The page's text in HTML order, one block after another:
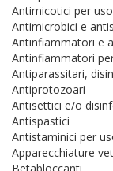
Antimicotici per
Antimicrobici e
Antinfiammatori e
Antinfiammatori
Antiparassitari,
Antiprotozoari
Antisettici e/o
Antispastici
Antistaminici per
Apparecchiature